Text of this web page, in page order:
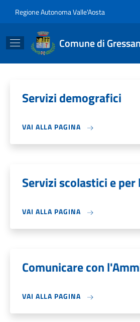
Regione Autonoma Valle'Aosta
Comune di Gressan
Servizi demografici
VAI ALLA PAGINA
Servizi scolastici e
VAI ALLA PAGINA
Comunicare con
VAI ALLA PAGINA